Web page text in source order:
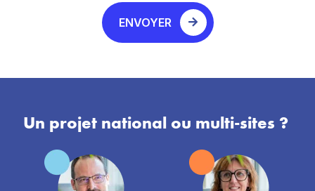
ENVOYER
Un projet national ou multi-sites ?